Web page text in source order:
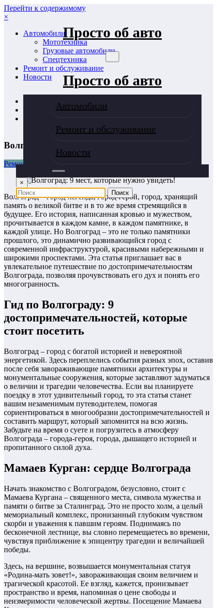
Перейти к содержимому
Просто об авто
Просто об авто
Автомобили
Ремонт и обслуживание
Новости
×
×
Автомобили
Мототехника
Грузовые автомобили
Спецтехника
Ремонт и обслуживание
Новости
Ремонт и обслуживание
Волгоград: 9 мест, которые нужно увидеть!
Волгоград: 9 мест, которые нужно увидеть!
Ремонт и обслуживание
Волгоград – город-легенда, город-герой, город, хранящий
память о великой битве и в то же время стремящийся в
будущее. Его история, написанная кровью и мужеством,
прочитывается в каждом камне, в каждом памятнике, в
каждой улице. Но Волгоград – это не только памятники
прошлого, это динамично развивающийся город с
современной инфраструктурой, красивыми набережными и
широкими проспектами. Эта статья приглашает вас в
увлекательное путешествие по достопримечательностям
Волгограда, позволяя прочувствовать его дух и понять его
многогранность.
Гид по Волгограду: 9
достопримечательностей, которые
стоит посетить
Волгоград – город с богатой историей и невероятной
энергетикой. Здесь переплелись события разных эпох, оставив
после себя завораживающие памятники архитектуры и
монументальные сооружения, которые заставляют задуматься
о величии и трагедии человечества. Если вы планируете
поездку в этот удивительный город, то эта статья станет
вашим незаменимым путеводителем, помогая
сориентироваться в многообразии достопримечательностей и
составить маршрут, который запомнится на всю жизнь.
Забудьте на время о суете и погрузитесь в атмосферу
Волгограда – города-героя, города, дышащего историей и
пропитанного силой духа.
Мамаев Курган: сердце Волгограда
Начать знакомство с Волгоградом, безусловно, стоит с
Мамаева Кургана – священного места, символа мужества и
памяти о битве за Сталинград. Это не просто холм, а целый
мемориальный комплекс, пронизанный глубоким чувством
скорби и уважения к павшим героям. Поднимаясь по
бесконечной лестнице, вы словно перемещаетесь во времени,
чувствуя приближение к эпицентру трагедии и величайшей
победы.
Здесь, на вершине, возвышается монументальная статуя
«Родина-мать зовет!», завораживающая своим величием и
трагической красотой. Ее взгляд, кажется, пронизывает
пространство и время, напоминая о цене свободы и
неизмеримости человеческой жертвы. Посещение Мамаева